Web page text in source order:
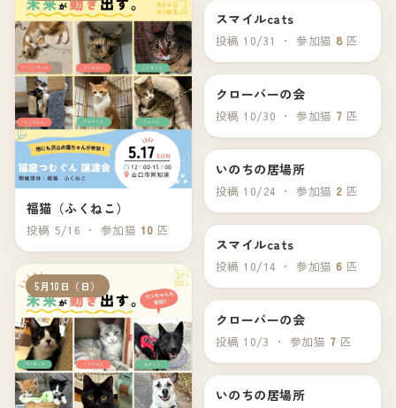
福猫（ふくねこ）
投稿 5/16 ・ 参加猫 10 匹
5月10日（日）
11月3日（月）
スマイルcats
投稿 10/31 ・ 参加猫8匹
11月2日（日）
クローバーの会
投稿 10/30 ・ 参加猫 7 匹
10月26日（日）
いのちの居場所
投稿 10/24 ・ 参加猫 2 匹
10月19日（日）
スマイルcats
投稿 10/14 ・ 参加猫6 匹
10月5日（日）
クローバーの会
投稿 10/3 ・ 参加猫 7 匹
9月28日（日）
いのちの居場所